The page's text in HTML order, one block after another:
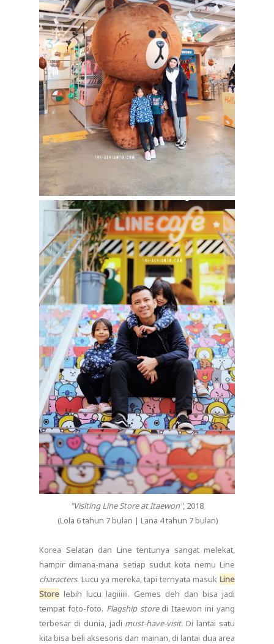
"Visiting Line Store at Itaewon", 2018
(Lola 6 tahun 7 bulan | Lana 4 tahun 7 bulan)
Korea Selatan dan Line tentunya sangat melekat,
hampir dimana-mana setiap sudut kota nemu Line
characters. Lucu ya mereka, tapi ternyata masuk Line
Store lebih lucu lagiiiiii. Gemes deh dan bisa jadi
tempat foto-foto. Flagship storedi Itaewon ini yang
terbesar di dunia, jadi must-have-visit. Di lantai satu
kita bisa beli aksesoris dan mainan, di lantai dua area